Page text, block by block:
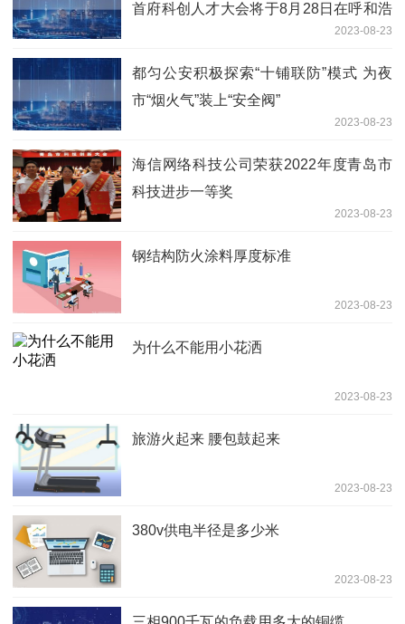
首府科创人才大会将于8月28日在呼和浩
2023-08-23
都匀公安积极探索“十铺联防”模式 为夜
市“烟火气”装上“安全阀”
2023-08-23
海信网络科技公司荣获2022年度青岛市
科技进步一等奖
2023-08-23
钢结构防火涂料厚度标准
2023-08-23
为什么不能用小花洒
2023-08-23
旅游火起来 腰包鼓起来
2023-08-23
380v供电半径是多少米
2023-08-23